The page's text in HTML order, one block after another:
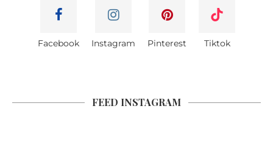
Facebook Instagram Pinterest Tiktok
FEED INSTAGRAM